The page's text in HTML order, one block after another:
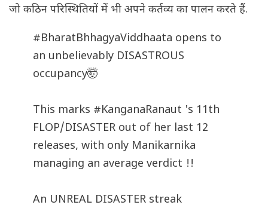
जो कठिन परिस्थितियों में भी अपने कर्तव्य का पालन करते हैं.
#BharatBhhagyaViddhaata opens to
an unbelievably DISASTROUS
occupancy🤯
This marks #KanganaRanaut 's 11th
FLOP/DISASTER out of her last 12
releases, with only Manikarnika
managing an average verdict !!
An UNREAL DISASTER streak